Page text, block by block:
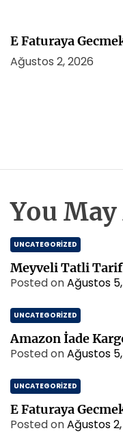
E Faturaya
Ağustos 2, 2026
You
UNCATEGORIZED
Meyveli Tatli
Posted onAğustos
UNCATEGORIZED
Amazon İade
Posted onAğustos
UNCATEGORIZED
E Faturaya
Posted onAğustos